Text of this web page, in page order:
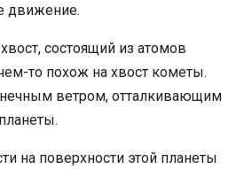
движение.
состоящий из атомов
то похож на хвост кометы.
ветром, отталкивающим
на поверхности этой планеты